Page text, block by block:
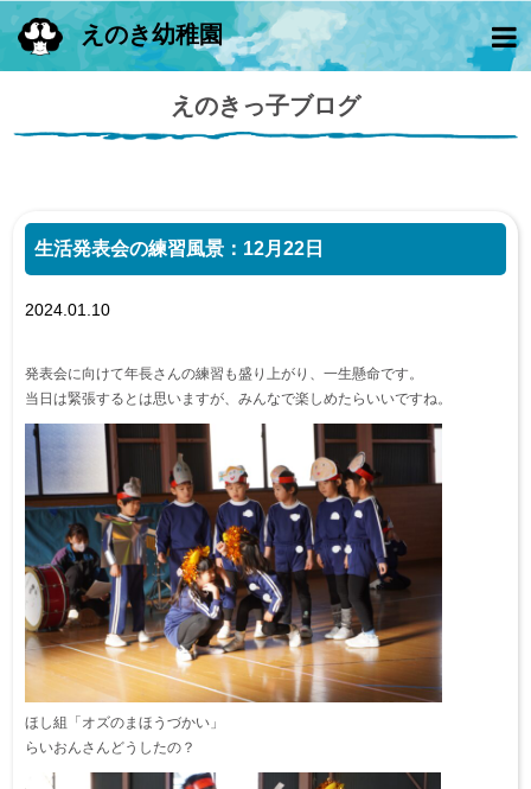
えのき幼稚園
えのきっ子ブログ
生活発表会の練習風景：12月22日
2024.01.10
発表会に向けて年長さんの練習も盛り上がり、一生懸命です。
当日は緊張するとは思いますが、みんなで楽しめたらいいですね。
ほし組「オズのまほうづかい」
らいおんさんどうしたの？